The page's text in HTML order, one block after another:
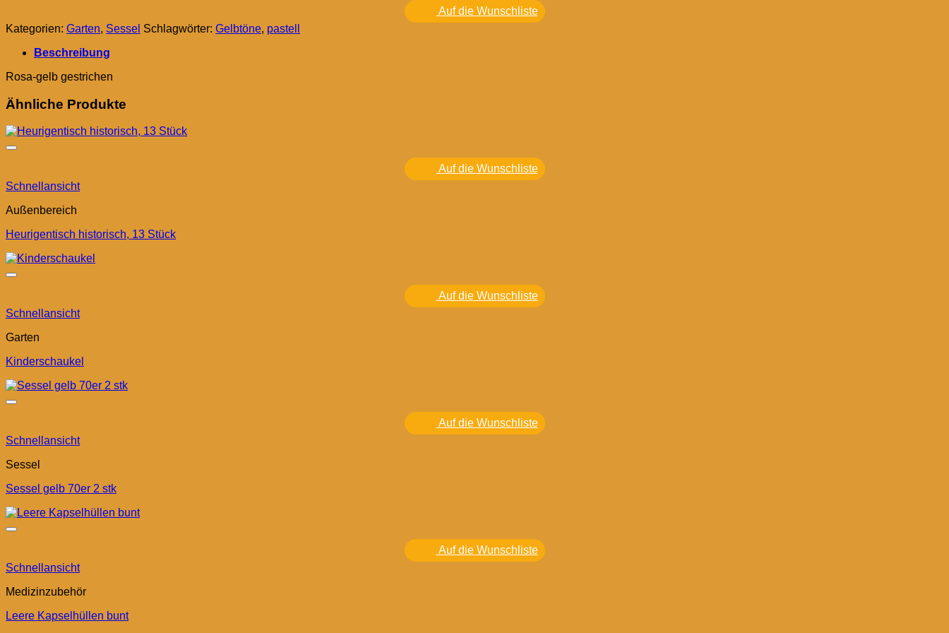
Auf die Wunschliste
Kategorien: Garten, Sessel Schlagwörter: Gelbtöne, pastell
Beschreibung
Rosa-gelb gestrichen
Ähnliche Produkte
Auf die Wunschliste
Schnellansicht
Außenbereich
Heurigentisch historisch, 13 Stück
Auf die Wunschliste
Schnellansicht
Garten
Kinderschaukel
Auf die Wunschliste
Schnellansicht
Sessel
Sessel gelb 70er 2 stk
Auf die Wunschliste
Schnellansicht
Medizinzubehör
Leere Kapselhüllen bunt